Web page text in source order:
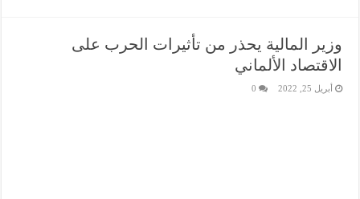
وزير المالية يحذر من تأثيرات الحرب على
الاقتصاد الألماني
أبريل 25, 2022 0